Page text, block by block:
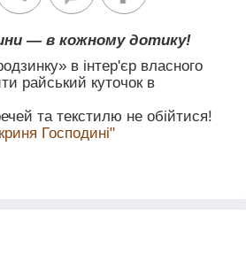
— в кожному дотику!
в інтер'єр власного
райський куточок в
та текстилю не обійтися!
Господині"